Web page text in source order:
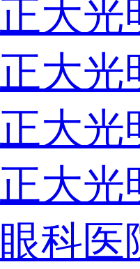
大光
大光
大光
大
科医